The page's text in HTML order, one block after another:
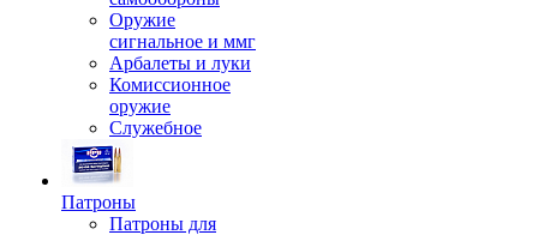
Оружие
сигнальное и ммг
Арбалеты и луки
Комиссионное
оружие
Служебное
Патроны
Патроны для